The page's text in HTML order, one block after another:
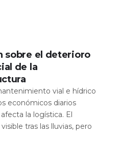
sobre el deterioro
de la
vial e hídrico
económicos diarios
la logística. El
tras las lluvias, pero